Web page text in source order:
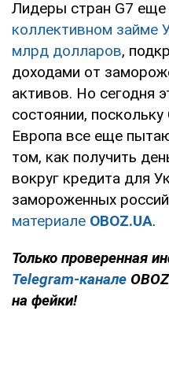
Лидеры стран G7
коллективном займе
млрд долларов,
доходами от
активов. Но сегодня
состоянии,
Европа все еще
том, как получить
вокруг кредита для
замороженных
материале OBOZ.UA.
Только проверенная
Telegram-канале
на фейки!